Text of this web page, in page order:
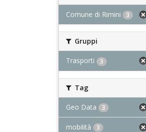
Comune di Rimini 3
Gruppi
Trasporti 3
Tag
Geo Data 3
mobilità 3